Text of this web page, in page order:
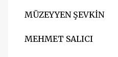
MÜZEYYEN ŞEVKİN
MEHMET SALICI